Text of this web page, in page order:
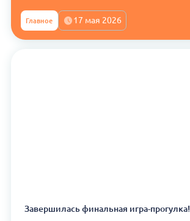
Главное 17 мая 2026
Завершилась финальная игра-прогулка!